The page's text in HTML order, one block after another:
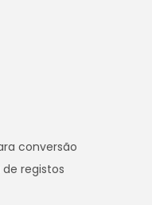
conversão
registos